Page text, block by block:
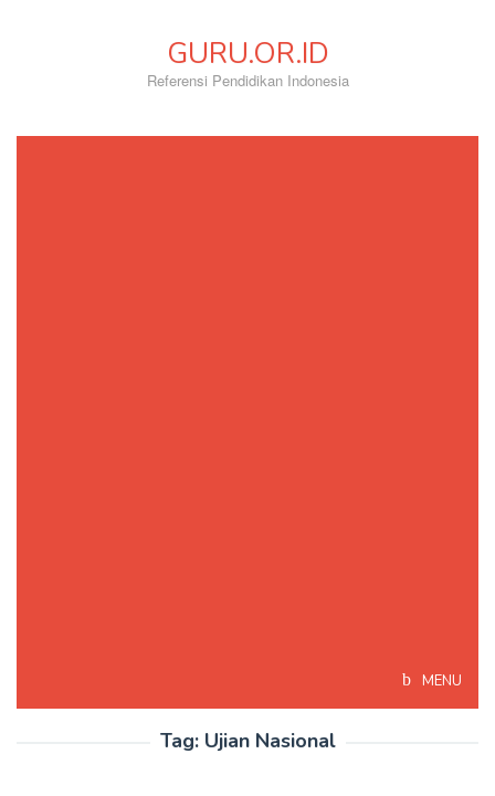
GURU.OR.ID
Referensi Pendidikan Indonesia
MENU
Tag: Ujian Nasional